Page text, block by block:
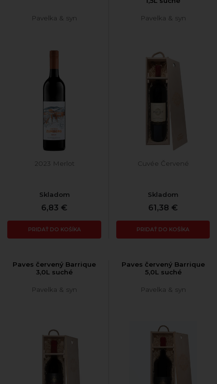
Pavelka & syn
2023 Merlot
Skladom
6,83 €
PRIDAŤ DO KOŠÍKA
Pavelka & syn
Cuvée Červené
Skladom
61,38 €
PRIDAŤ DO KOŠÍKA
Paves červený Barrique
3,0L suché
Pavelka & syn
Paves červený Barrique
5,0L suché
Pavelka & syn